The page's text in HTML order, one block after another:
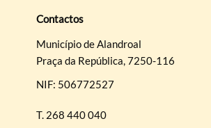
Termo de Pesquisa
Contactos
Município de Alandroal
Praça da República, 7250-116
NIF: 506772527
T. 268 440 040